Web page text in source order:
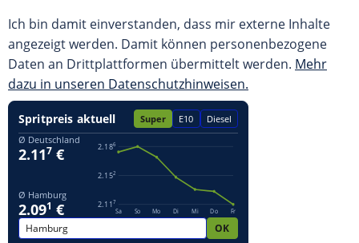
Ich bin damit einverstanden, dass mir externe Inhalte
angezeigt werden. Damit können personenbezogene
Daten an Drittplattformen übermittelt werden. Mehr
dazu in unseren Datenschutzhinweisen.